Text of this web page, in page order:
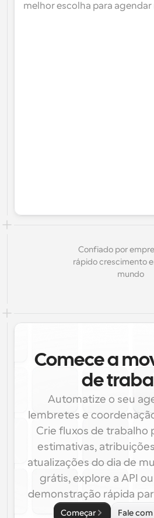
melhor escolha para agendar
Confiado por
rápido crescimento
mundo
Comece a
de
Automatize o seu
lembretes e
Crie fluxos de trabalho
estimativas,
atualizações do dia de
grátis, explore a API
demonstração rápida
Começar Fale